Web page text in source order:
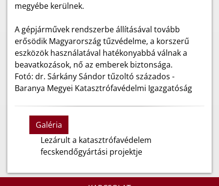
megyébe kerülnek.
A gépjárművek rendszerbe állításával tovább
erősödik Magyarország tűzvédelme, a korszerű
eszközök használatával hatékonyabbá válnak a
beavatkozások, nő az emberek biztonsága.
Fotó: dr. Sárkány Sándor tűzoltó százados -
Baranya Megyei Katasztrófavédelmi Igazgatóság
Galéria
Lezárult a katasztrófavédelem
fecskendőgyártási projektje